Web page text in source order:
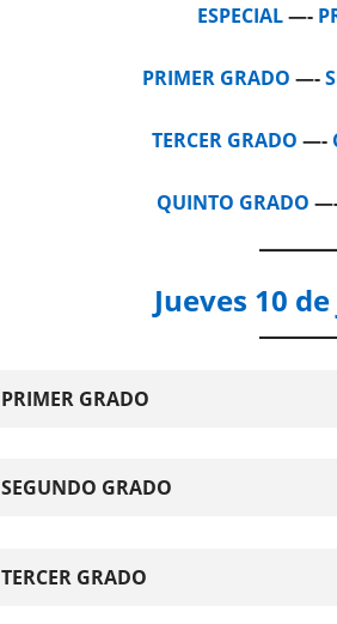
ESPECIAL—-
PRIMER GRADO —-
TERCER GRADO —-
QUINTO GRADO
Jueves 10
PRIMER GRADO
SEGUNDO GRADO
TERCER GRADO